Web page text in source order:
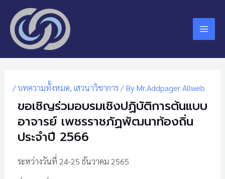
content
/บทความทั้งหมด, เสวนาวิชาการ/ By Mr.Addpager Allweb
ขอเชิญร่วมอบรมเชิงปฏิบัติการต้นแบบ
อาจารย์ เพชรราชภัฏพัฒนาท้องถิ่น
ประจำปี 2566
ระหว่างวันที่ 24-25 ธันวาคม 2565